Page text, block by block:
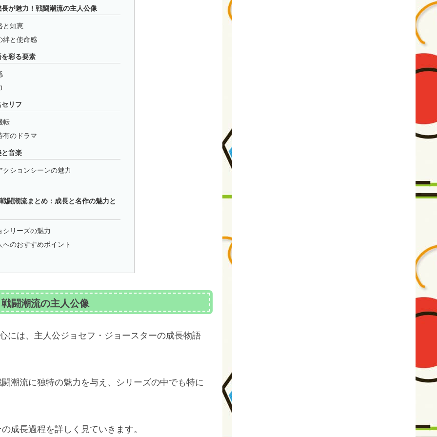
が魅力！戦闘潮流の主人公像
と知恵
絆と使命感
彩る要素
リフ
転
有のドラマ
音楽
ションシーンの魅力
闘潮流まとめ：成長と名作の魅力と
シリーズの魅力
のおすすめポイント
闘潮流の主人公像
には、主人公ジョセフ・ジョースターの成長物語
潮流に独特の魅力を与え、シリーズの中でも特に
成長過程を詳しく見ていきます。